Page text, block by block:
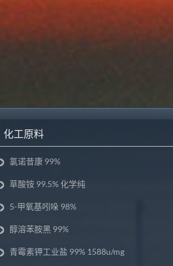
化工原料
氯诺昔康 99%
草酸铵 99.5% 化学纯
5-甲氧基吲哚 98%
醇溶苯胺黑 99%
青霉素钾工业盐 99% 1588u/mg